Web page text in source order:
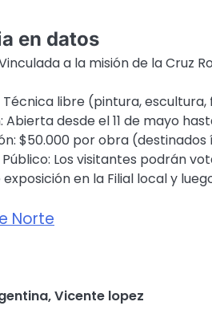
en datos
a la misión de la Cruz
Técnica libre (pintura,
desde el 11 de mayo
$50.000 por obra
Los visitantes podrán
en la Filial local y
Norte
,Vicente lopez